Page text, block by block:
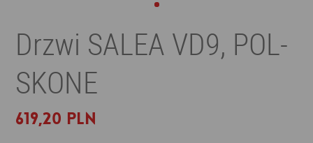
Drzwi SALEA VD9, POL-
SKONE
619,20 PLN